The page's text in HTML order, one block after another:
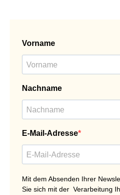
Vorname
Nachname
E-Mail-Adresse
Mit dem Absenden Ihrer
Sie sich mit der Verarbeitung